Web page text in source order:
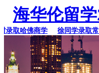
海华伦留
哈佛商学 徐同学录取常春